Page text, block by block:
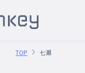
TOP 七瀬